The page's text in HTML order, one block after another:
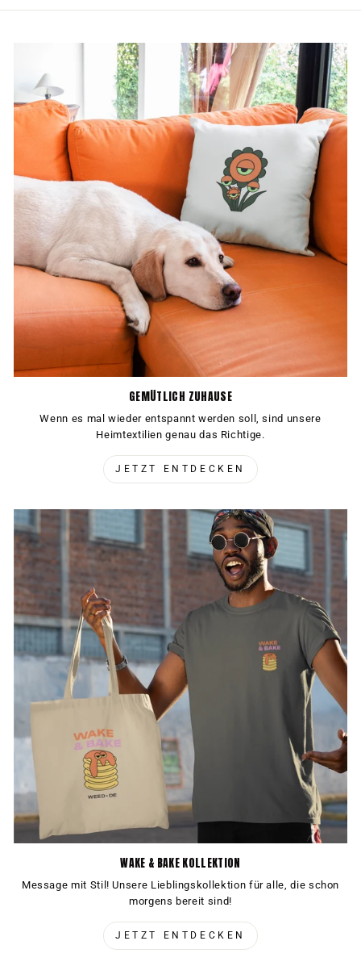
GEMÜTLICH ZUHAUSE
Wenn es mal wieder entspannt werden soll, sind unsere
Heimtextilien genau das Richtige.
JETZT ENTDECKEN
WAKE & BAKE KOLLEKTION
Message mit Stil! Unsere Lieblingskollektion für alle, die schon
morgens bereit sind!
JETZT ENTDECKEN